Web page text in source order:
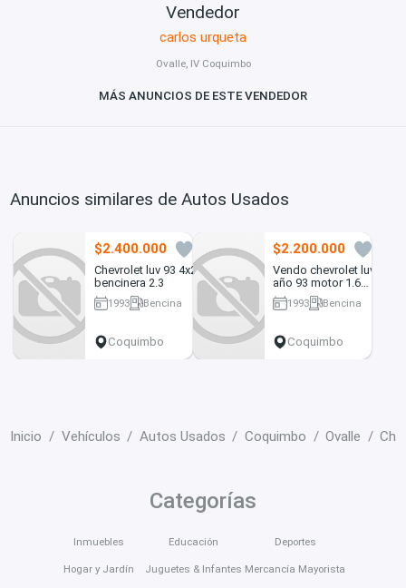
Vendedor
carlos urqueta
Ovalle, IV Coquimbo
MÁS ANUNCIOS DE ESTE VENDEDOR
Anuncios similares de Autos Usados
$2.400.000
Chevrolet luv 93 4x2
bencinera 2.3
1993
Bencina
Coquimbo
$2.200.000
Vendo chevrolet luv
año 93 motor 1.6
impecable
1993
Bencina
Coquimbo
Inicio Vehículos Autos Usados Coquimbo Ovalle
Categorías
Inmuebles
Hogar y Jardín
Educación
Juguetes & Infantes
Deportes
Mercancía Mayorista